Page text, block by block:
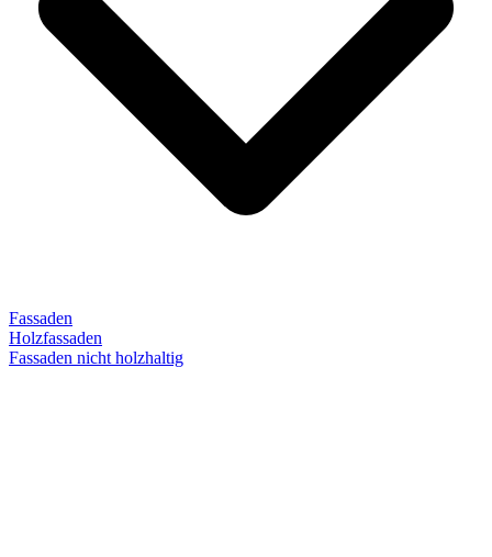
Fassaden
Holzfassaden
Fassaden nicht holzhaltig